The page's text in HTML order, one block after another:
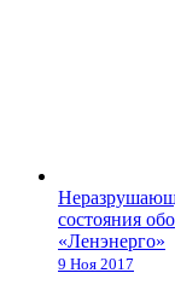
состояния
«Ленэнерго»
9 Ноя 2017